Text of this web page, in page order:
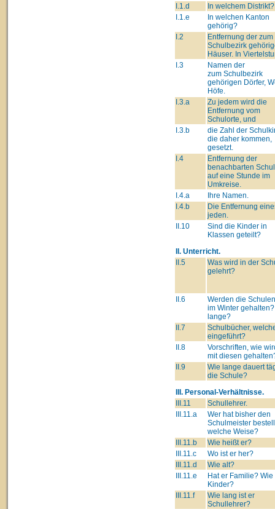
I.1.d
In welchem Distrikt?
I.1.e
In welchen Kanton
gehörig?
I.2
Entfernung der zum
Schulbezirk
Häuser. In
I.3
Namen der
zum Schulbezirk
gehörigen Dörfer,
Höfe.
I.3.a
Zu jedem wird die
Entfernung vom
Schulorte, und
I.3.b
die Zahl der
die daher kommen,
gesetzt.
I.4
Entfernung der
benachbarten
auf eine Stunde im
Umkreise.
I.4.a
Ihre Namen.
I.4.b
Die Entfernung
jeden.
II.10
Sind die Kinder in
Klassen geteilt?
II. Unterricht.
II.5
Was wird in der
gelehrt?
II.6
Werden die
im Winter
lange?
II.7
Schulbücher,
eingeführt?
II.8
Vorschriften, wie
mit diesen
II.9
Wie lange dauert
die Schule?
III. Personal-Verhältnisse.
III.11
Schullehrer.
III.11.a
Wer hat bisher den
Schulmeister
welche Weise?
III.11.b
Wie heißt er?
III.11.c
Wo ist er her?
III.11.d
Wie alt?
III.11.e
Hat er Familie?
Kinder?
III.11.f
Wie lang ist er
Schullehrer?